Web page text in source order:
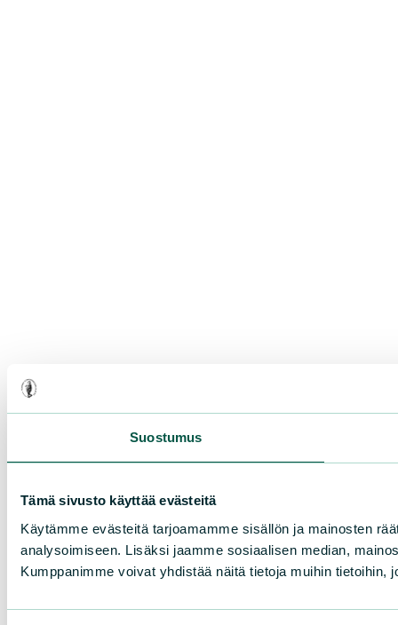
Suostumus
Tämä sivusto käyttää evästeitä
Käytämme evästeitä tarjoamamme sisällön ja mainosten
analysoimiseen. Lisäksi jaamme sosiaalisen median,
Kumppanimme voivat yhdistää näitä tietoja muihin tietoihin,